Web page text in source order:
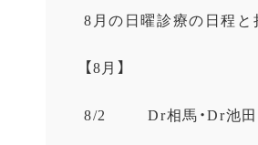
8月の日曜診療の日程と
【8月】
8/2 Dr相馬・Dr池田・